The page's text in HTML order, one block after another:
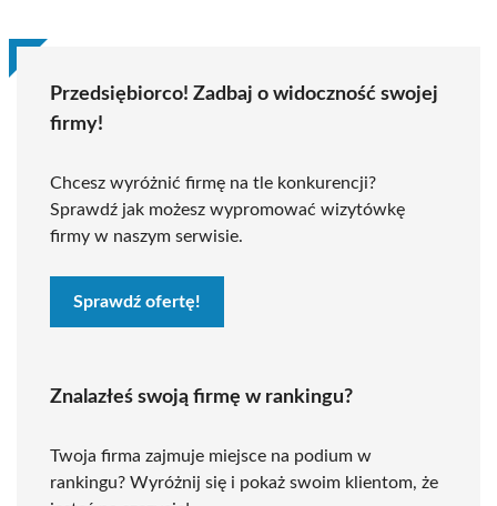
Przedsiębiorco! Zadbaj o widoczność swojej
firmy!
Chcesz wyróżnić firmę na tle konkurencji?
Sprawdź jak możesz wypromować wizytówkę
firmy w naszym serwisie.
Sprawdź ofertę!
Znalazłeś swoją firmę w rankingu?
Twoja firma zajmuje miejsce na podium w
rankingu? Wyróżnij się i pokaż swoim klientom, że